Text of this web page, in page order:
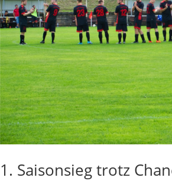
1. Saisonsieg trotz